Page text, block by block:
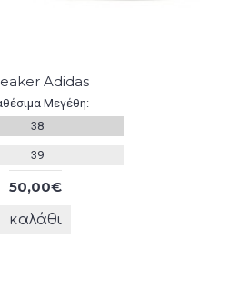
Adidas
Μεγέθη:
38
39
50,00€
καλάθι